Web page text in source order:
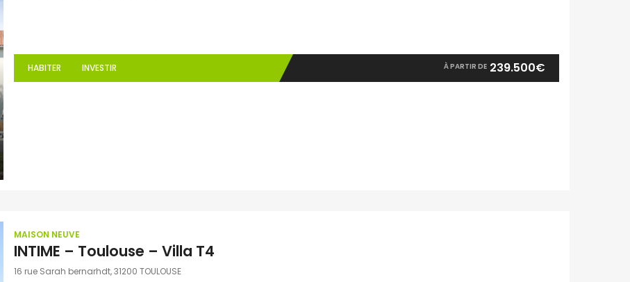
HABITER INVESTIR À PARTIR DE 239.500€
MAISON NEUVE
INTIME – Toulouse – Villa T4
16 rue Sarah bernarhdt, 31200 TOULOUSE